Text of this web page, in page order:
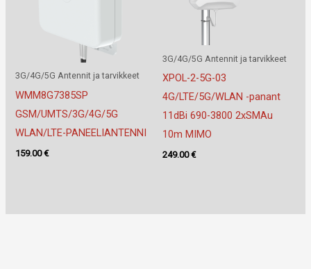
3G/4G/5G Antennit ja tarvikkeet
WMM8G7385SP
GSM/UMTS/3G/4G/5G
WLAN/LTE-PANEELIANTENNI
159.00€
3G/4G/5G Antennit ja tarvikkeet
XPOL-2-5G-03
4G/LTE/5G/WLAN -panant
11dBi 690-3800 2xSMAu
10m MIMO
249.00€